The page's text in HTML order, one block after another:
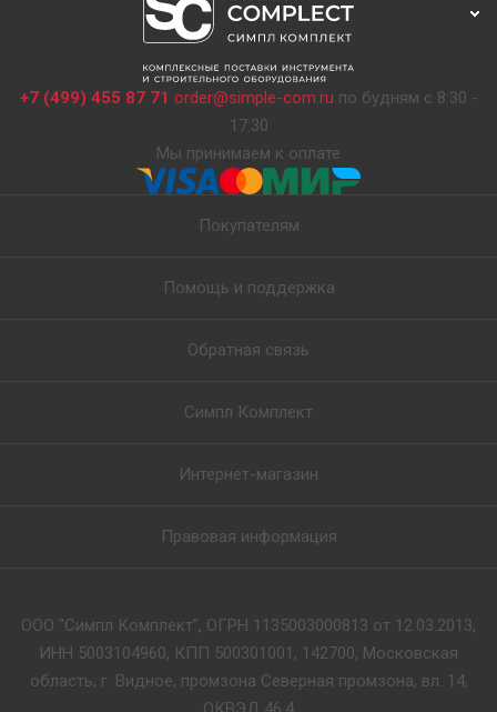
+7 (499) 455 87 71 order@simple-com.ru по будням с 8:30 -
17:30
Мы принимаем к оплате
Покупателям
Помощь и поддержка
Обратная связь
Симпл Комплект
Интернет-магазин
Правовая информация
ООО "Симпл Комплект", ОГРН 1135003000813 от 12.03.2013,
ИНН 5003104960, КПП 500301001, 142700, Московская
область, г. Видное, промзона Северная промзона, вл. 14,